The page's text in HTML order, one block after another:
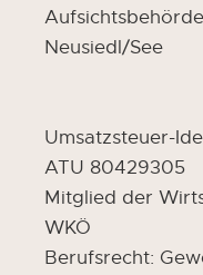
Neusiedl/See
Umsatzsteuer-
ATU 80429305
Mitglied der
WKÖ
Berufsrecht: